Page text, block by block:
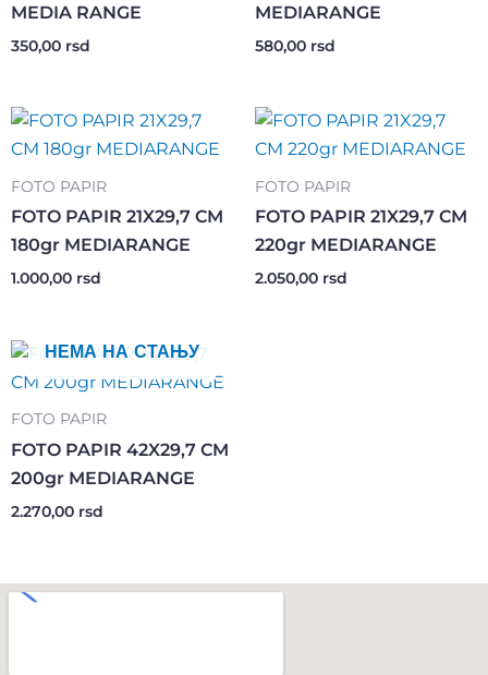
MEDIA RANGE
350,00 rsd
MEDIARANGE
580,00 rsd
FOTO PAPIR
FOTO PAPIR 21X29,7 CM
180gr MEDIARANGE
1.000,00 rsd
FOTO PAPIR
FOTO PAPIR 21X29,7 CM
220gr MEDIARANGE
2.050,00 rsd
НЕМА НА СТАЊУ
FOTO PAPIR
FOTO PAPIR 42X29,7 CM
200gr MEDIARANGE
2.270,00 rsd